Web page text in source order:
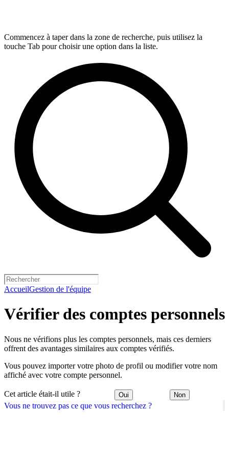
Commencez à taper dans la zone de recherche, puis utilisez la
touche Tab pour choisir une option dans la liste.
AccueilGestion de l'équipe
Vous ne trouvez pas ce que vous recherchez ?
Vérifier des comptes personnels
Nous ne vérifions plus les comptes personnels, mais ces derniers
offrent des avantages similaires aux comptes vérifiés.
Vous pouvez importer votre photo de profil ou modifier votre nom
affiché avec votre compte personnel.
Cet article était-il utile ? Oui Non